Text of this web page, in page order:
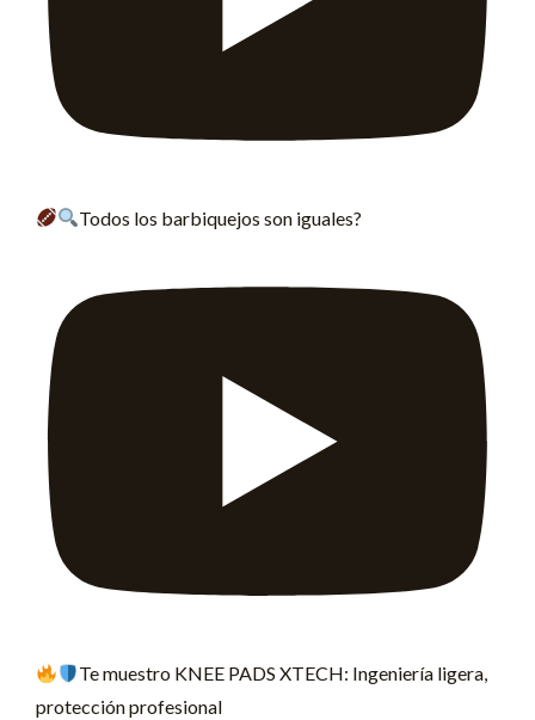
Todos los barbiquejos son iguales?
Te muestro KNEE PADS XTECH: Ingeniería ligera,
protección profesional